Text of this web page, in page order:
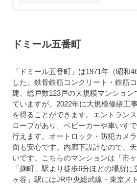
ドミール五番町
「ドミール五番町」は1971年（昭和
した。鉄骨鉄筋コンクリート・鉄筋
建、総戸数123戸の大規模マンション
ていますが、2022年に大規模修繕工
を得ることができます。エントラン
ロープがあり、ベビーカーや車いす
行えます。オートロック・防犯カメ
面も安心です。内廊下設計なので、
いです。こちらのマンションは「市
「麹町」駅より徒歩6分ほどの場所
ヶ谷」駅にはJR中央総武線・東京メ